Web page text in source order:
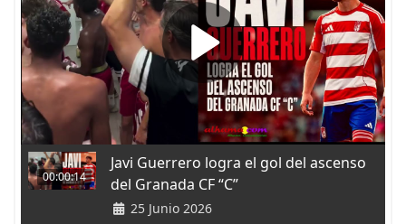
00:00:14
Javi Guerrero logra el gol del ascenso
del Granada CF “C”
25 Junio 2026